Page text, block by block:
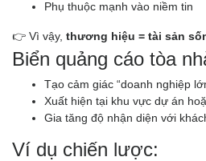
Phụ thuộc mạnh vào niềm tin
👉 Vì vậy, thương hiệu = tài sản
Biển quảng cáo tòa
Tạo cảm giác “doanh nghiệp
Xuất hiện tại khu vực dự án
Gia tăng độ nhận diện với
Ví dụ chiến lược: